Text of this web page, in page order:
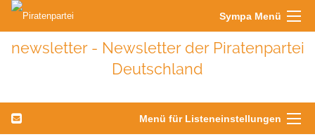
Sympa Menü
newsletter - Newsletter der Piratenpartei
Deutschland
Menü für Listeneinstellungen